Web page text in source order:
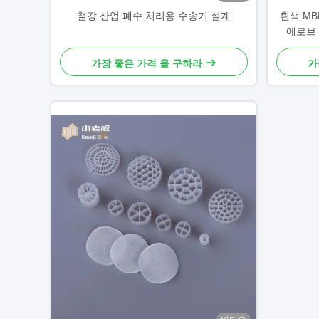
철강 산업 폐수 처리용 수송기 설계
가장 좋은 가격 을 구하라
흰색
에로브